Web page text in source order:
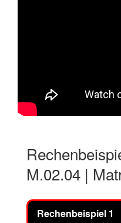
M.02.04 |
Rechenbeispiel 1